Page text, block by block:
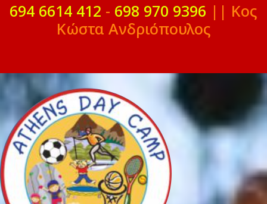
694 6614 412 - 698 970 9396 || Κος
Κώστα Ανδριόπουλος